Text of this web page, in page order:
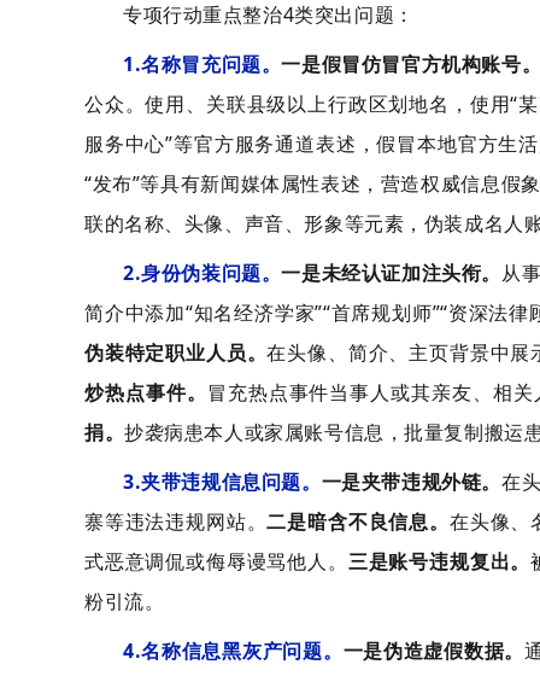
专项行动重点整治4类突出问题：
1.名称冒充问题。一是假冒仿冒官方机构账号
公众。使用、关联县级以上行政区划地名，使用“
服务中心”等官方服务通道表述，假冒本地官方生
“发布”等具有新闻媒体属性表述，营造权威信息假
联的名称、头像、声音、形象等元素，伪装成名人
2.身份伪装问题。一是未经认证加注头衔。 从
简介中添加“知名经济学家”“首席规划师”“资深法
伪装特定职业人员。在头像、简介、主页背景中
炒热点事件。 冒充热点事件当事人或其亲友、相
捐。抄袭病患本人或家属账号信息，批量复制搬运
3.夹带违规信息问题。 一是夹带违规外链。在
寨等违法违规网站。二是暗含不良信息。 在头像、
式恶意调侃或侮辱谩骂他人。 三是账号违规复出。
粉引流。
4.名称信息黑灰产问题。 一是伪造虚假数据。